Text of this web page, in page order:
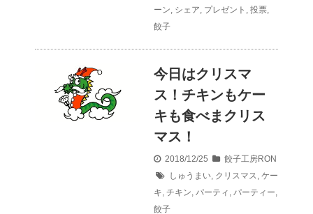
ーン, シェア, プレゼント , 投票,
餃子
今日はクリスマ
ス！チキンもケー
キも食べまクリス
マス！
2018/12/25
餃子工房RON
しゅうまい, クリスマス, ケー
キ, チキン, パーティ , パーティー,
餃子